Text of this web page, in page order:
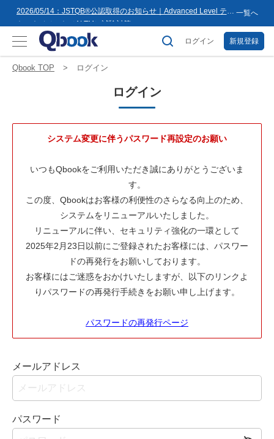
8月16日(日)まで
2026/05/14：JSTQB®公認取得のお知らせ｜Advanced Level テス
トマネジメント（ALTM）試験対策...
2026/03/02：バルテス・ホールディングス グループ内事業再編
に伴うサービス提供会社変更のお知らせ
2026/02/09：【重要】「テス友」システムメンテナンスのお知ら
せ
「テストマネージャー」を公開
2025/12/11：Qbook 会員数4万人突破！＆サイトリニューアルの
2025/08/08：【重要】「テス友」システムメンテナンスのお知ら
せ
2025/02/19：【重要】システム変更に伴うメンテナンス作業のお
8月16日(日)まで
一覧へ
ログイン 新規登録
Qbook TOP ログイン
ログイン
システム変更に伴うパスワード再設定のお願い
いつもQbookをご利用いただき誠にありがとうございま
す。
この度、Qbookはお客様の利便性のさらなる向上のため、
システムをリニューアルいたしました。
リニューアルに伴い、セキュリティ強化の一環として
2025年2月23日以前にご登録されたお客様には、パスワー
ドの再発行をお願いしております。
お客様にはご迷惑をおかけいたしますが、以下のリンクよ
りパスワードの再発行手続きをお願い申し上げます。
パスワードの再発行ページ
メールアドレス
パスワード